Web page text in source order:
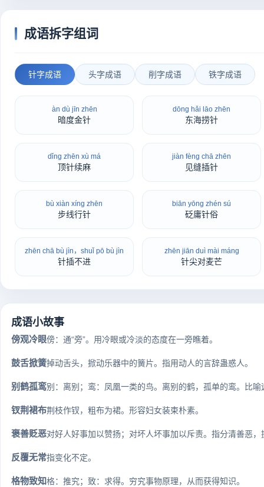
成语拆字组词
针字成语 头字成语 削字成语 铁字成语
àn dù jīn zhēn
暗度金针
dōng hǎi lāo zhēn
东海捞针
dǐng zhēn xù má
顶针续麻
jiàn fèng chā zhēn
见缝插针
bù xiàn xíng zhēn
步线行针
biān yōng zhén sú
砭庸针俗
zhēn chā bù jìn，shuǐ pō bù jìn
针插不进
zhēn jiān duì mài máng
针尖对麦芒
成语小故事
傍观冷眼傍：通“旁”。用冷眼或冷淡的态度在一旁瞧着。
鼓舌掀簧掉动舌头，掀动乐器中的簧片。指用动人的言辞蛊惑人。
别鹤孤鸾别：离别；鸾：凤凰一类的鸟。离别的鹤，孤单的鸾。比喻
钗荆裙布荆枝作钗，粗布为裙。形容妇女装束朴素。
褒善贬恶对好人好事加以赞扬；对坏人坏事加以斥责。指分清善恶
反覆无常指变化不定。
格物致知格：推究；致：求得。穷究事物原理，从而获得知识。